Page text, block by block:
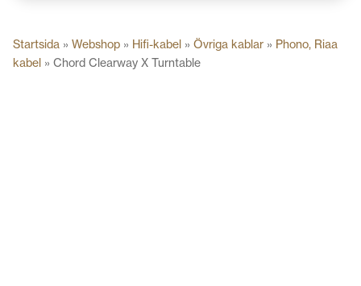
Startsida » Webshop » Hifi-kabel » Övriga kablar » Phono, Riaa
kabel » Chord Clearway X Turntable